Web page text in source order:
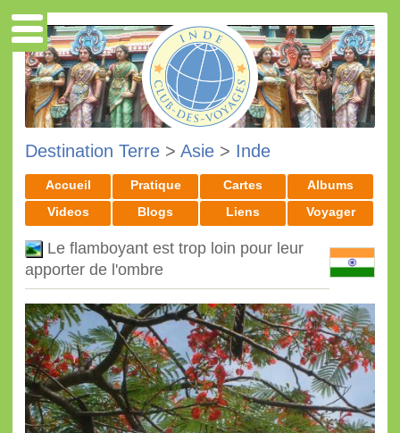
Destination Terre > Asie > Inde
Accueil Pratique Cartes
Albums
Videos
Blogs Liens Voyager
Le flamboyant est trop loin pour leur
apporter de l'ombre